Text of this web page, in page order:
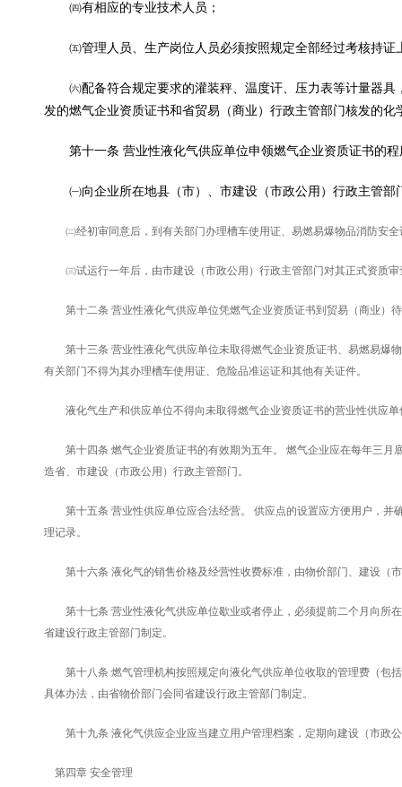
㈣有相应的专业技术人员；
㈤管理人员、生产岗位人员必须按照规定全部经过考核持证
㈥配备符合规定要求的灌装秤、温度讦、压力表等计量器具
发的燃气企业资质证书和省贸易（商业）行政主管部门核发的化
第十一条 营业性液化气供应单位申领燃气企业资质证书的程
㈠向企业所在地县（市）、市建设（市政公用）行政主管部
㈡经初审同意后，到有关部门办理槽车使用证、易燃易爆物品消防安全
㈢试运行一年后，由市建设（市政公用）行政主管部门对其正式资质审
第十二条 营业性液化气供应单位凭燃气企业资质证书到贸易（商业）
第十三条 营业性液化气供应单位未取得燃气企业资质证书、易燃易爆
有关部门不得为其办理槽车使用证、危险品准运证和其他有关证件。
液化气生产和供应单位不得向未取得燃气企业资质证书的营业性供应单
第十四条 燃气企业资质证书的有效期为五年。 燃气企业应在每年三月
造省、市建设（市政公用）行政主管部门。
第十五条 营业性供应单位应合法经营。 供应点的设置应方便用户，并
理记录。
第十六条 液化气的销售价格及经营性收费标准，由物价部门、建设（
第十七条 营业性液化气供应单位歇业或者停止，必须提前二个月向所
省建设行政主管部门制定。
第十八条 燃气管理机构按照规定向液化气供应单位收取的管理费（包
具体办法，由省物价部门会同省建设行政主管部门制定。
第十九条 液化气供应企业应当建立用户管理档案，定期向建设（市政
第四章 安全管理